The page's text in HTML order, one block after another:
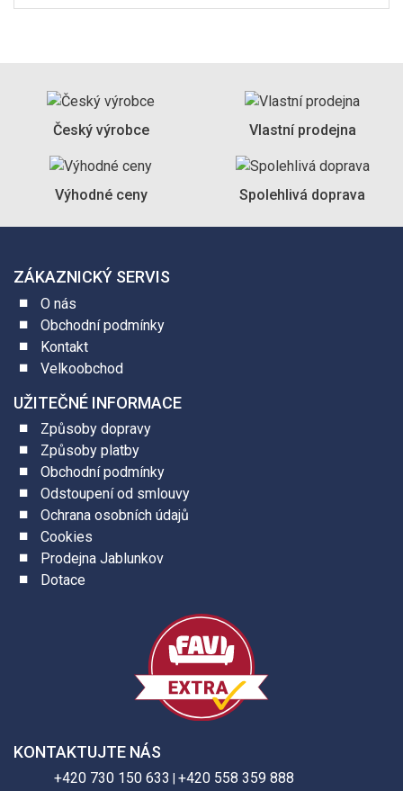
Český výrobce Vlastní prodejna
Výhodné ceny Spolehlivá doprava
ZÁKAZNICKÝ SERVIS
O nás
Obchodní podmínky
Kontakt
Velkoobchod
UŽITEČNÉ INFORMACE
Způsoby dopravy
Způsoby platby
Obchodní podmínky
Odstoupení od smlouvy
Ochrana osobních údajů
Cookies
Prodejna Jablunkov
Dotace
KONTAKTUJTE NÁS
+420 730 150 633 +420 558 359 888